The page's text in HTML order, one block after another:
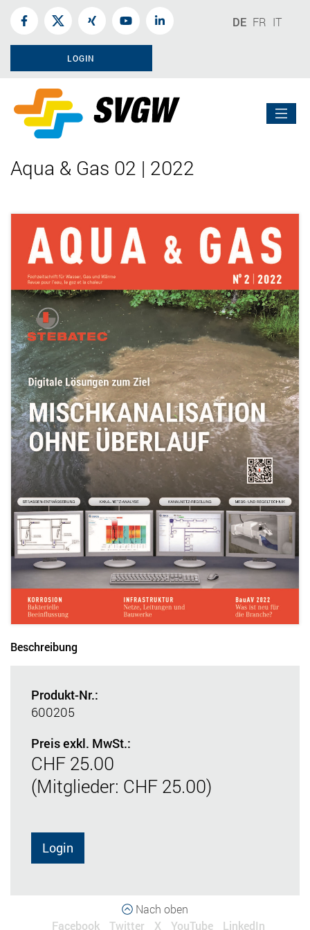
DE FR IT
LOGIN
Aqua & Gas 02 | 2022
Beschreibung
Produkt-Nr.:
600205
Preis exkl. MwSt.:
CHF 25.00
(Mitglieder: CHF 25.00)
Login
Nach oben
Facebook
Twitter X YouTube LinkedIn